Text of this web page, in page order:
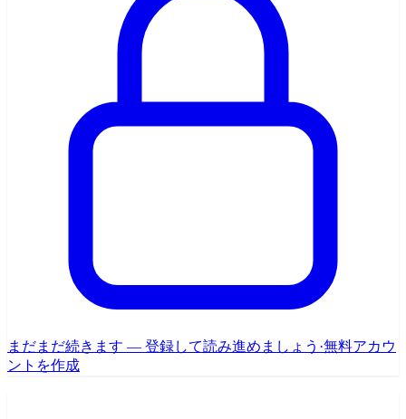
まだまだ続きます — 登録して読み進めましょう ·無料アカウ
ントを作成